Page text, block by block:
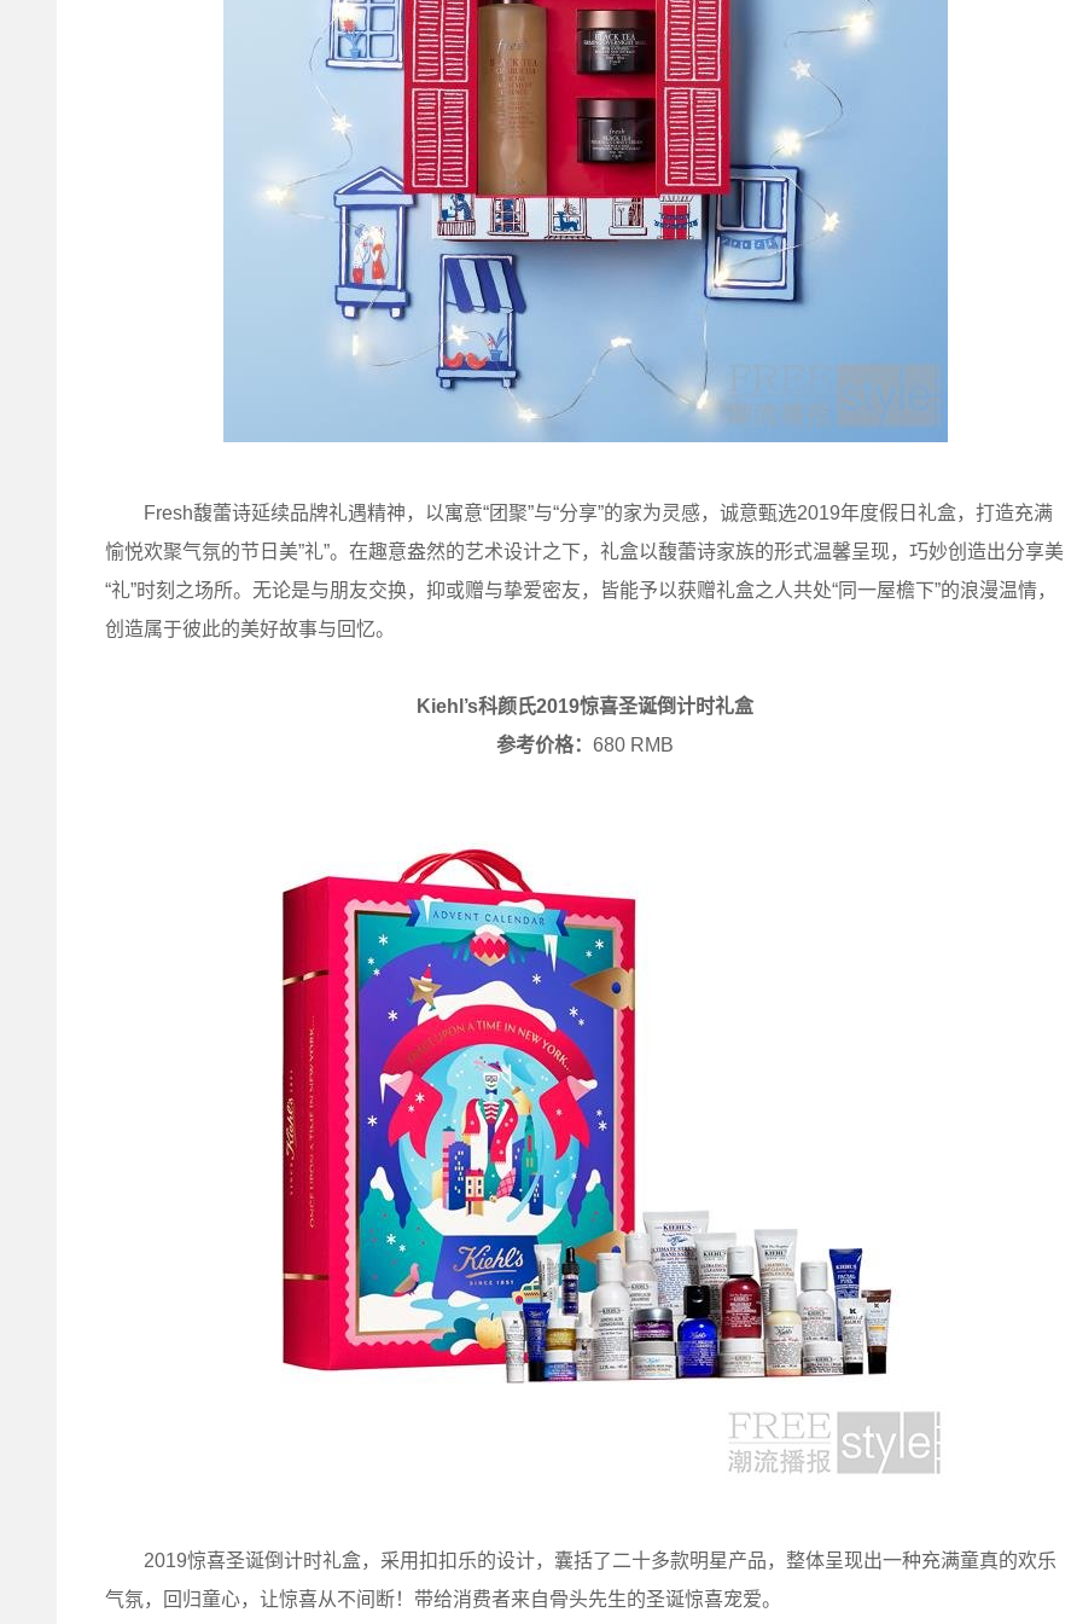
Fresh馥蕾诗延续品牌礼遇精神，以寓意“团聚”与“分享”的家为灵感，诚意甄选2019年度假日礼盒，打造充满
愉悦欢聚气氛的节日美”礼”。在趣意盎然的艺术设计之下，礼盒以馥蕾诗家族的形式温馨呈现，巧妙创造出分享美
“礼”时刻之场所。无论是与朋友交换，抑或赠与挚爱密友，皆能予以获赠礼盒之人共处“同一屋檐下”的浪漫温情，
创造属于彼此的美好故事与回忆。
Kiehl’s科颜氏2019惊喜圣诞倒计时礼盒
参考价格： 680 RMB
2019惊喜圣诞倒计时礼盒，采用扣扣乐的设计，囊括了二十多款明星产品，整体呈现出一种充满童真的欢乐
气氛，回归童心，让惊喜从不间断！带给消费者来自骨头先生的圣诞惊喜宠爱。